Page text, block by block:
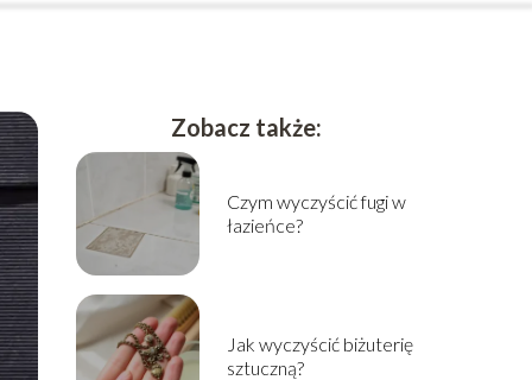
Zobacz także:
Czym wyczyścić fugi w
łazieńce?
Jak wyczyścić biżuterię
sztuczną?